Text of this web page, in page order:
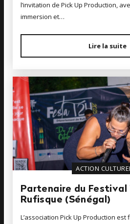
l’invitation de Pick Up Production,
immersion et…
Lire la suite
ACTION
Partenaire du Festival
Rufisque (Sénégal)
L’association Pick Up Production est